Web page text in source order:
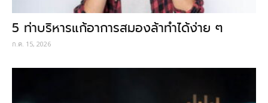
5 ท่าบริหารแก้อาการสมองล้าทำได้ง่าย ๆ
ก.ค. 15, 2026